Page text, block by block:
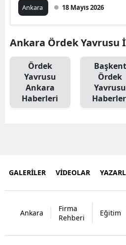
Ankara 18 Mayıs 2026
Ankara Ördek
Ördek
Yavrusu
Ankara
Haberleri
Başkent
Ördek
Yavrusu
GALERİLER VİDEOLAR
Ankara
Firma
Rehberi
Eğitim